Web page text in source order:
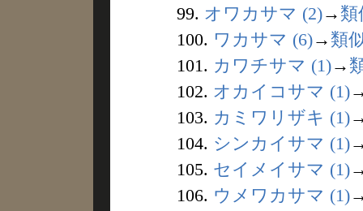
99. オワカサマ (2)→ 類
100. ワカサマ (6)→ 類
101. カワチサマ (1)→
102. オカイコサマ (1)
103. カミワリザキ (1)
104. シンカイサマ (1)
105. セイメイサマ (1)
106. ウメワカサマ (1)